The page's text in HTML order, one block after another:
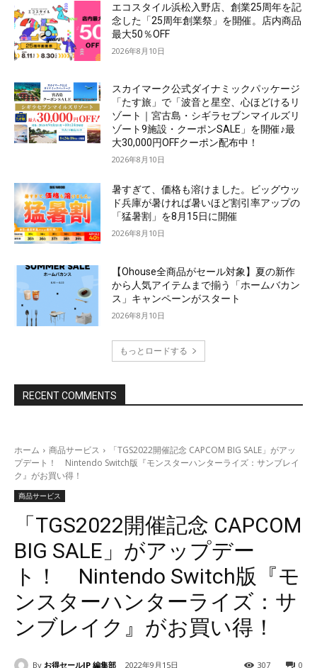
エコスタイル浜松入野店、創業25周年を記
念した「25周年創業祭」を開催。店内商品
最大50％OFF
2026年8月10日
スカイマーク公式ダイナミックパッケージ
「たす旅」で「波音と星空、心ほどけるリ
ゾート｜宮古島・シギラセブンマイルズリ
ゾート9施設・クーポンSALE」を開催♪最
大30,000円OFFクーポン配布中！
2026年8月10日
暑すぎて、価格も溶けました。ビッグウッ
ド兵庫が暑ければ暑いほど割引率アップの
「猛暑割」を8月15日に開催
2026年8月10日
【Ohouse全商品がセール対象】夏の新作
から人気アイテムまで揃う「ホームバカン
ス」キャンペーンがスタート
2026年8月10日
もっとロードする
RECENT COMMENTS